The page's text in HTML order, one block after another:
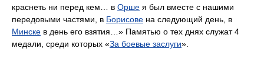
краснеть ни перед кем… в Орше я был вместе с нашими
передовыми частями, в Борисове на следующий день, в
Минске в день его взятия…» Памятью о тех днях служат 4
медали, среди которых «За боевые заслуги».